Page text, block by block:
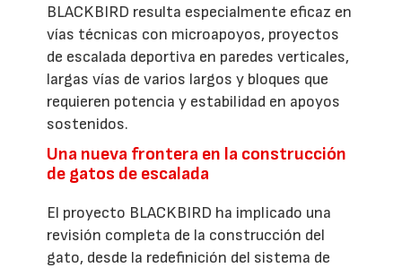
BLACKBIRD resulta especialmente eficaz en
vías técnicas con microapoyos, proyectos
de escalada deportiva en paredes verticales,
largas vías de varios largos y bloques que
requieren potencia y estabilidad en apoyos
sostenidos.
Una nueva frontera en la construcción
de gatos de escalada
El proyecto BLACKBIRD ha implicado una
revisión completa de la construcción del
gato, desde la redefinición del sistema de